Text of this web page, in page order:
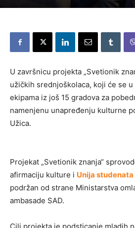
U završnicu projekta „Svetionik
užičkih srednjoškolaca, koji će se
ekipama iz još 15 gradova za
namenjenu unapređenju kulturne
Užica.
Projekat „Svetionik znanja“
afirmaciju kulture i Unija studenata
podržan od strane Ministarstva
ambasade SAD.